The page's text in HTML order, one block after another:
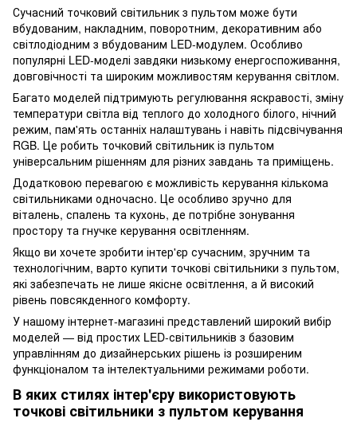
Сучасний точковий світильник з пультом може бути
вбудованим, накладним, поворотним, декоративним або
світлодіодним з вбудованим LED-модулем. Особливо
популярні LED-моделі завдяки низькому енергоспоживання,
довговічності та широким можливостям керування світлом.
Багато моделей підтримують регулювання яскравості, зміну
температури світла від теплого до холодного білого, нічний
режим, пам'ять останніх налаштувань і навіть підсвічування
RGB. Це робить точковий світильник із пультом
універсальним рішенням для різних завдань та приміщень.
Додатковою перевагою є можливість керування кількома
світильниками одночасно. Це особливо зручно для
віталень, спалень та кухонь, де потрібне зонування
простору та гнучке керування освітленням.
Якщо ви хочете зробити інтер'єр сучасним, зручним та
технологічним, варто купити точкові світильники з пультом,
які забезпечать не лише якісне освітлення, а й високий
рівень повсякденного комфорту.
У нашому інтернет-магазині представлений широкий вибір
моделей — від простих LED-світильників з базовим
управлінням до дизайнерських рішень із розширеним
функціоналом та інтелектуальними режимами роботи.
В яких стилях інтер'єру використовують
точкові світильники з пультом керування